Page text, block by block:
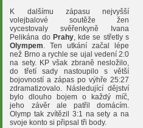
K dalšímu zápasu nejvyšší
volejbalové soutěže žen
vycestovaly svěřenkyně Ivana
Pelikána do Prahy, kde se střetly s
Olympem. Ten utkání začal lépe
než Brno a rychle se ujal vedení 2:0
na sety. KP však zbraně nesložilo,
do třetí sady nastoupilo s větší
bojovností a zápas po výhře 25:27
zdramatizovalo. Následující dějství
bylo dlouho bojem o každý míč,
jeho závěr ale patřil domácím.
Olymp tak zvítězil 3:1 na sety a na
svoje konto si připsal tři body.